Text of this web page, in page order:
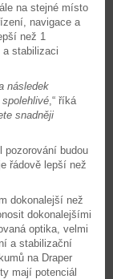
na stejné místo
navigace a
než 1
a stabilizaci
následek
,“ říká
snadněji
pozorování budou
řádově lepší než
dokonalejší než
dokonalejšími
optika, velmi
a stabilizační
na Draper
mají potenciál